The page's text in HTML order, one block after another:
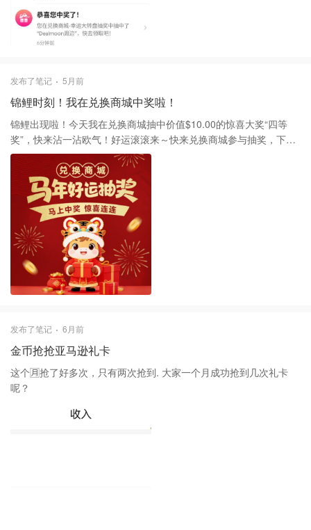
发布了笔记 5月前
锦鲤时刻！我在兑换商城中奖啦！
锦鲤出现啦！今天我在兑换商城抽中价值$10.00的惊喜大奖“四等
奖”，快来沾一沾欧气！好运滚滚来～快来兑换商城参与抽奖，下一
个锦鲤就是你>>
发布了笔记 6月前
金币抢抢亚马逊礼卡
这个🈷️抢了好多次，只有两次抢到. 大家一个月成功抢到几次礼卡
呢？